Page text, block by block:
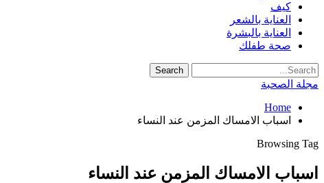
كيف
العناية بالشعر
العناية بالبشرة
صحة طفلك
مجلة الصحبة
Home
اسباب الامساك المزمن عند النساء
Browsing Tag
اسباب الامساك المزمن عند النساء